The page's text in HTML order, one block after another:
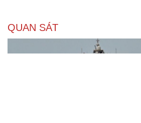
QUAN SÁT